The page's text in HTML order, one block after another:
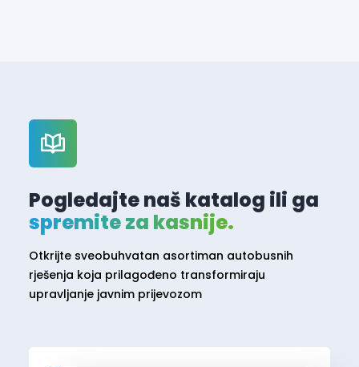
Pogledajte naš katalog ili ga
spremite za kasnije.
Otkrijte sveobuhvatan asortiman autobusnih
rješenja koja prilagođeno transformiraju
upravljanje javnim prijevozom